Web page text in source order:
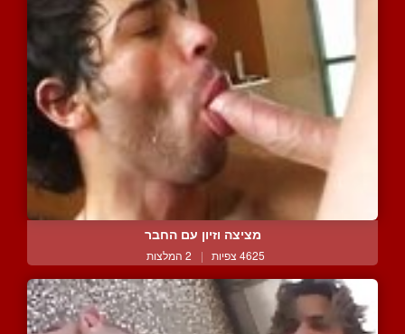
מציצה וזיון עם החבר
4625 צפיות | 2 המלצות